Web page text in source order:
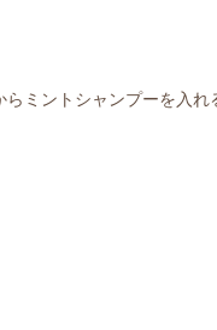
ミントシャンプーを入れ